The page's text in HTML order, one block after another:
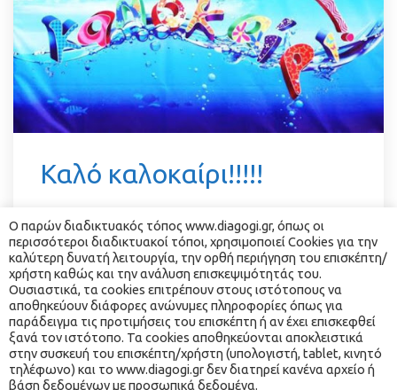
Καλό καλοκαίρι!!!!!
Το κέντρο μελέτης Δι… Αγωγή σας εύχεται
καλό καλοκαίρι και καλές διακοπές!!
Ραντεβού και πάλι τον Σεπτεέμβριο!!!
Read More
Ο παρών διαδικτυακός τόπος www.diagogi.gr, όπως οι
περισσότεροι διαδικτυακοί τόποι, χρησιμοποιεί Cookies για την
καλύτερη δυνατή λειτουργία, την ορθή περιήγηση του επισκέπτη/
χρήστη καθώς και την ανάλυση επισκεψιμότητάς του.
Ουσιαστικά, τα cookies επιτρέπουν στους ιστότοπους να
αποθηκεύουν διάφορες ανώνυμες πληροφορίες όπως για
παράδειγμα τις προτιμήσεις του επισκέπτη ή αν έχει επισκεφθεί
ξανά τον ιστότοπο. Τα cookies αποθηκεύονται αποκλειστικά
στην συσκευή του επισκέπτη/χρήστη (υπολογιστή, tablet, κινητό
τηλέφωνο) και το www.diagogi.gr δεν διατηρεί κανένα αρχείο ή
βάση δεδομένων με προσωπικά δεδομένα.